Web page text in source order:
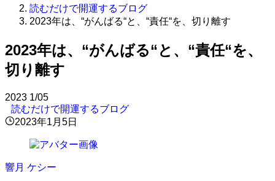
読むだけで開運するブログ
2023年は、“がんばる“と、“責任“を、切り離す
2023年は、“がんばる“と、“責任“を、
切り離す
2023 1/05
読むだけで開運するブログ
2023年1月5日
響月 ケシー